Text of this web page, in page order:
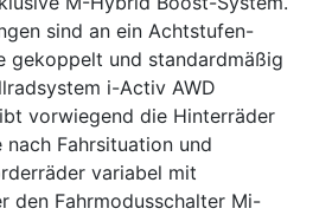
sind an ein Achtstufen-
gekoppelt und standardmäßig
i-Activ AWD
vorwiegend die Hinterräder
Fahrsituation und
variabel mit
den Fahrmodusschalter Mi-